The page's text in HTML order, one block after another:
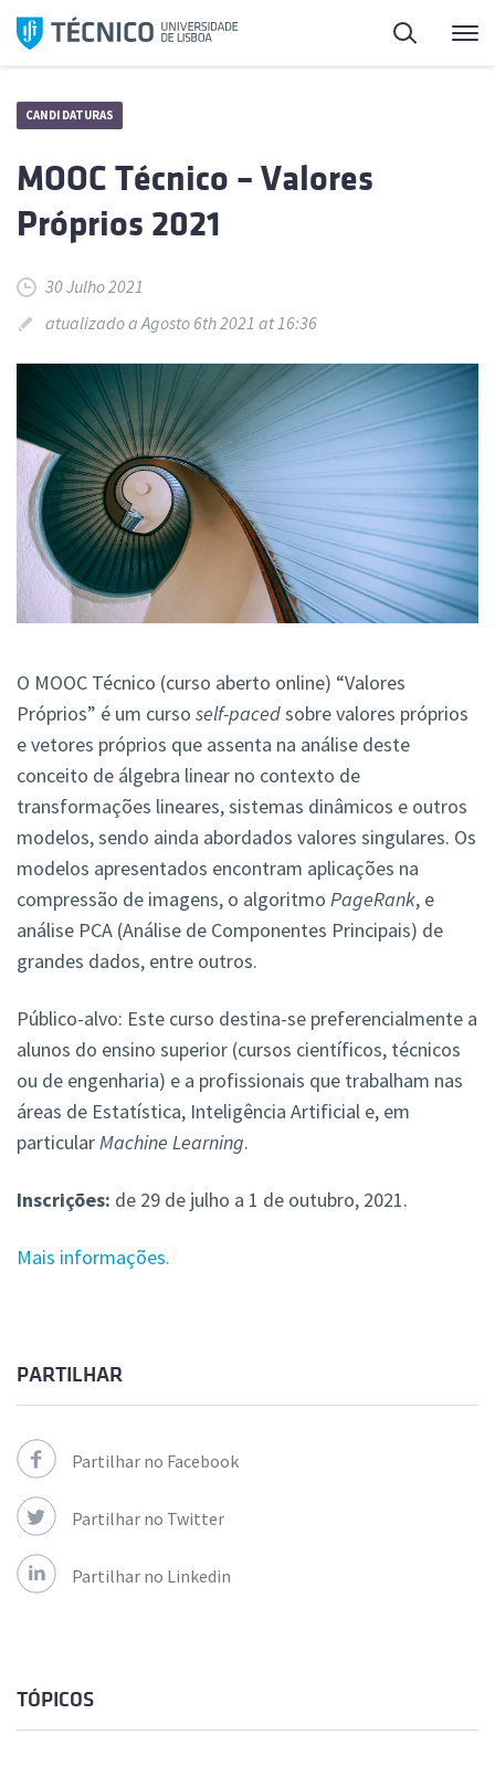
Saltar
para
Pesquisa
CANDIDATURAS
MOOC Técnico – Valores
Próprios 2021
30 Julho 2021
atualizado a Agosto 6th 2021 at 16:36
O MOOC Técnico (curso aberto online) “Valores
Próprios” é um curso self-pacedsobre valores próprios
e vetores próprios que assenta na análise deste
conceito de álgebra linear no contexto de
transformações lineares, sistemas dinâmicos e outros
modelos, sendo ainda abordados valores singulares. Os
modelos apresentados encontram aplicações na
compressão de imagens, o algoritmo PageRank, e
análise PCA (Análise de Componentes Principais) de
grandes dados, entre outros.
Público-alvo: Este curso destina-se preferencialmente a
alunos do ensino superior (cursos científicos, técnicos
ou de engenharia) e a profissionais que trabalham nas
áreas de Estatística, Inteligência Artificial e, em
particularMachine Learning.
Inscrições: de 29 de julho a 1 de outubro, 2021.
Mais informações.
PARTILHAR
Partilhar no Facebook
Partilhar no Twitter
Partilhar no Linkedin
TÓPICOS